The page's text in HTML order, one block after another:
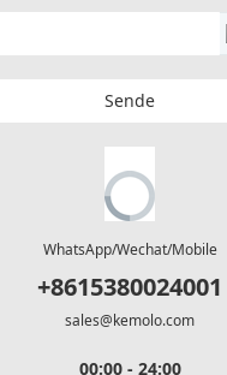
Sende
WhatsApp/Wechat/Mobile
+8615380024001
sales@kemolo.com
00:00 - 24:00